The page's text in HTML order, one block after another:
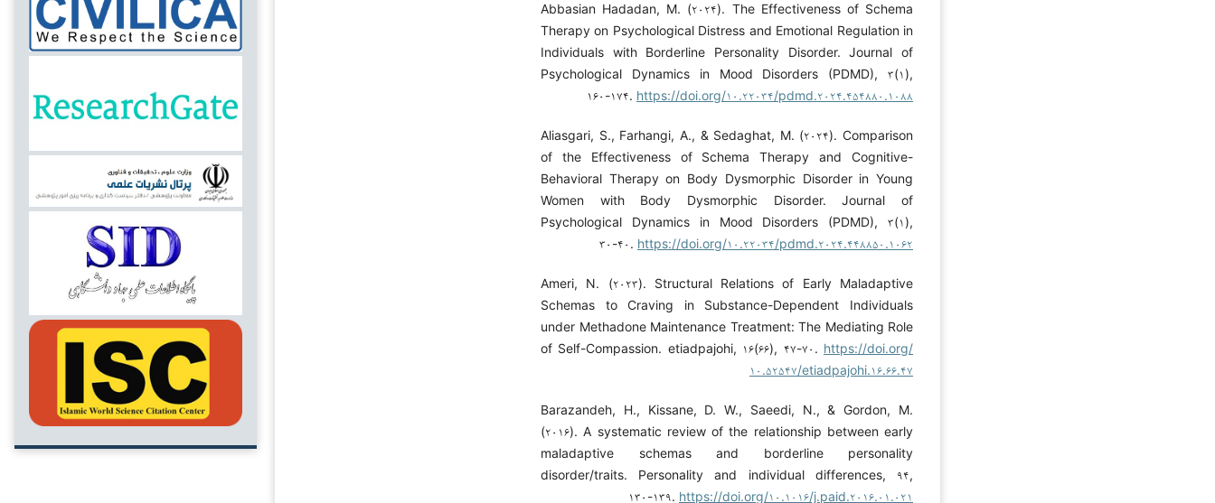
Abbasian Hadadan, M. (۲۰۲۴). The Effectiveness of Schema
Therapy on Psychological Distress and Emotional Regulation in
Individuals with Borderline Personality Disorder. Journal of
Psychological Dynamics in Mood Disorders (PDMD), ۳(۱),
۱۶۰-۱۷۴. https://doi.org/۱۰.۲۲۰۳۴/pdmd.۲۰۲۴.۴۵۴۸۸۰.۱۰۸۸
Aliasgari, S., Farhangi, A., & Sedaghat, M. (۲۰۲۴). Comparison
of the Effectiveness of Schema Therapy and Cognitive-
Behavioral Therapy on Body Dysmorphic Disorder in Young
Women with Body Dysmorphic Disorder. Journal of
Psychological Dynamics in Mood Disorders (PDMD), ۳(۱),
۳۰-۴۰. https://doi.org/۱۰.۲۲۰۳۴/pdmd.۲۰۲۴.۴۴۸۸۵۰.۱۰۶۲
Ameri, N. (۲۰۲۳). Structural Relations of Early Maladaptive
Schemas to Craving in Substance-Dependent Individuals
under Methadone Maintenance Treatment: The Mediating Role
of Self-Compassion. etiadpajohi, ۱۶(۶۶), ۴۷-۷۰. https://doi.org/
۱۰.۵۲۵۴۷/etiadpajohi.۱۶.۶۶.۴۷
Barazandeh, H., Kissane, D. W., Saeedi, N., & Gordon, M.
(۲۰۱۶). A systematic review of the relationship between early
maladaptive schemas and borderline personality
disorder/traits. Personality and individual differences, ۹۴,
۱۳۰-۱۳۹. https://doi.org/۱۰.۱۰۱۶/j.paid.۲۰۱۶.۰۱.۰۲۱